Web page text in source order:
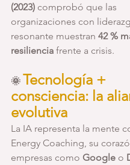
(2023) comprobó que las
organizaciones con
resonante muestran 42 %
resiliencia frente a crisis.
🌞 Tecnología +
consciencia: la
evolutiva
La IA representa la mente
Energy Coaching, su
empresas como Google o